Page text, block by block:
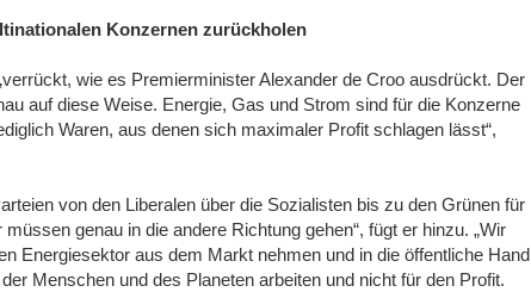
Konzernen zurückholen
wie es Premierminister Alexander de Croo ausdrückt. Der
auf diese Weise. Energie, Gas und Strom sind für die Konzerne
Waren, aus denen sich maximaler Profit schlagen lässt“,
von den Liberalen über die Sozialisten bis zu den Grünen für
genau in die andere Richtung gehen“, fügt er hinzu. „Wir
Energiesektor aus dem Markt nehmen und in die öffentliche Hand
Menschen und des Planeten arbeiten und nicht für den Profit.